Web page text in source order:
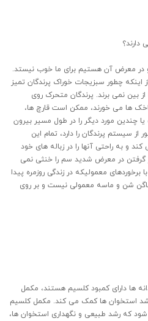
دارند؟
معرض آن هستیم برای ما خوب نیستد.
اینکه چطور سبزیجات خوراک پرندگان تمیز
بین نمی برند. پرندگان متحرک روی
ها می خورند، ممکن است قارچ ها،
چندین مورد دیگر را در طول مسیر بیرون
سیستم پرندگان را دارد، تمام این
و به راحتی آنها را در زباله های خود
در معرض شدید سم را خنثی نمی
معمولیکه در زندگی روزمره پیدا
شن و ماسه معمولی نیست و بر روی
ها دارای کمبود کلسیم هستند، مکمل
استخوان ها کمک می کند. مکمل کلسیم
که رشد طبیعی و نگهداری استخوان ها،